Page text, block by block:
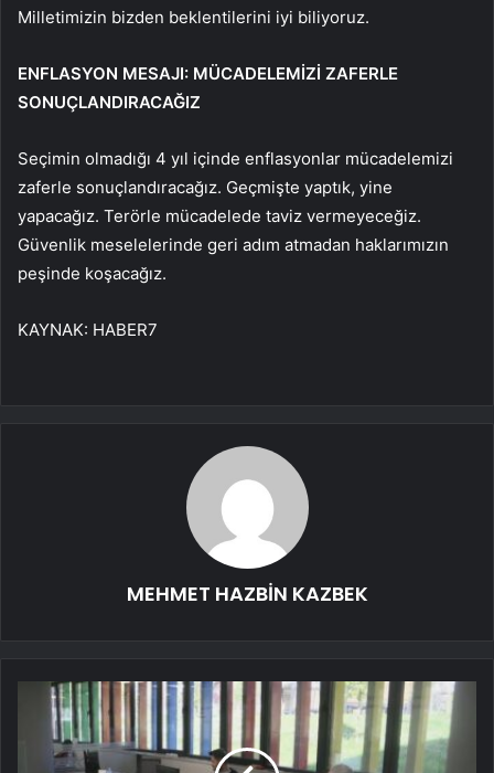
Milletimizin bizden beklentilerini iyi biliyoruz.
ENFLASYON MESAJI: MÜCADELEMİZİ ZAFERLE
SONUÇLANDIRACAĞIZ
Seçimin olmadığı 4 yıl içinde enflasyonlar mücadelemizi
zaferle sonuçlandıracağız. Geçmişte yaptık, yine
yapacağız. Terörle mücadelede taviz vermeyeceğiz.
Güvenlik meselelerinde geri adım atmadan haklarımızın
peşinde koşacağız.
KAYNAK: HABER7
MEHMET HAZBİN KAZBEK